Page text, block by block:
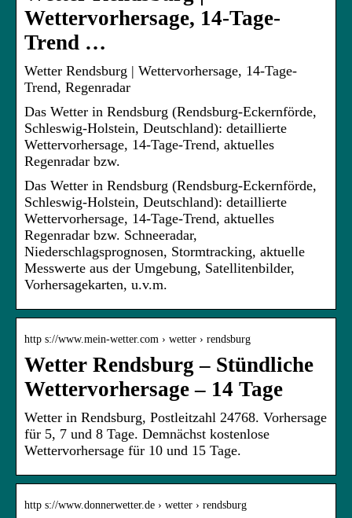
Wettervorhersage, 14-Tage-
Trend …
Wetter Rendsburg | Wettervorhersage, 14-Tage-
Trend, Regenradar
Das Wetter in Rendsburg (Rendsburg-Eckernförde,
Schleswig-Holstein, Deutschland): detaillierte
Wettervorhersage, 14-Tage-Trend, aktuelles
Regenradar bzw.
Das Wetter in Rendsburg (Rendsburg-Eckernförde,
Schleswig-Holstein, Deutschland): detaillierte
Wettervorhersage, 14-Tage-Trend, aktuelles
Regenradar bzw. Schneeradar,
Niederschlagsprognosen, Stormtracking, aktuelle
Messwerte aus der Umgebung, Satellitenbilder,
Vorhersagekarten, u.v.m.
http s://www.mein-wetter.com › wetter › rendsburg
Wetter Rendsburg – Stündliche
Wettervorhersage – 14 Tage
Wetter in Rendsburg, Postleitzahl 24768. Vorhersage
für 5, 7 und 8 Tage. Demnächst kostenlose
Wettervorhersage für 10 und 15 Tage.
http s://www.donnerwetter.de › wetter › rendsburg